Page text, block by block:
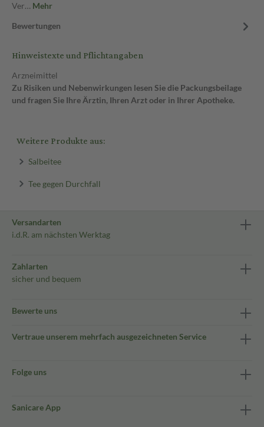
Ver… Mehr
Bewertungen
Hinweistexte und Pflichtangaben
Arzneimittel
Zu Risiken und Nebenwirkungen lesen Sie die Packungsbeilage
und fragen Sie Ihre Ärztin, Ihren Arzt oder in Ihrer Apotheke.
Weitere Produkte aus:
Salbeitee
Tee gegen Durchfall
Versandarten
i.d.R. am nächsten Werktag
Zahlarten
sicher und bequem
Bewerte uns
Vertraue unserem mehrfach ausgezeichneten Service
Folge uns
Sanicare App